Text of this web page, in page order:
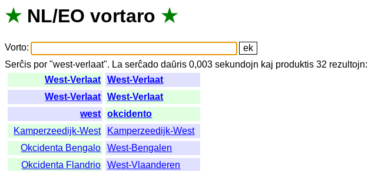
★ NL/EO vortaro ★
Vorto:
Serĉis por "west-verlaat". La serĉado daŭris 0,003sekundojn kaj produktis 32 rezultojn:
West-Verlaat
West-Verlaat
West-Verlaat
West-Verlaat
west
okcidento
Kamperzeedijk-West
Kamperzeedijk-West
Okcidenta Bengalo
West-Bengalen
Okcidenta Flandrio
West-Vlaanderen